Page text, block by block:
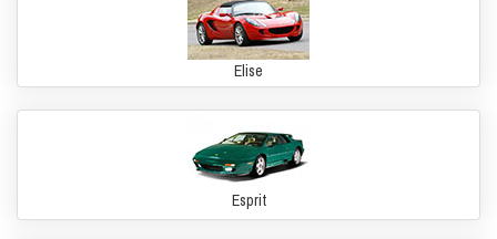
Elise
Esprit